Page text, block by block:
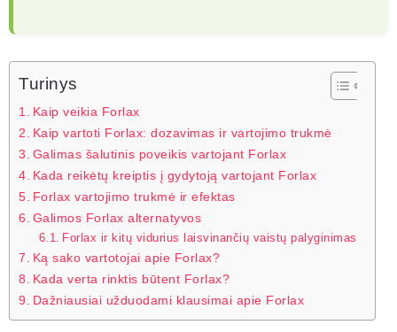
Turinys
Kaip veikia Forlax
Kaip vartoti Forlax: dozavimas ir vartojimo trukmė
Galimas šalutinis poveikis vartojant Forlax
Kada reikėtų kreiptis į gydytoją vartojant Forlax
Forlax vartojimo trukmė ir efektas
Galimos Forlax alternatyvos
Forlax ir kitų vidurius laisvinančių vaistų palyginimas
Ką sako vartotojai apie Forlax?
Kada verta rinktis būtent Forlax?
Dažniausiai užduodami klausimai apie Forlax